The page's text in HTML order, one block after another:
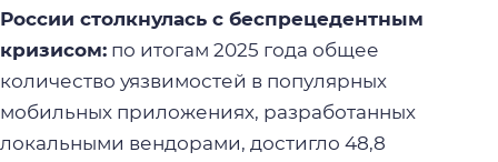
России столкнулась с беспрецедентным
кризисом: по итогам 2025 года общее
количество уязвимостей в популярных
мобильных приложениях, разработанных
локальными вендорами, достигло 48,8